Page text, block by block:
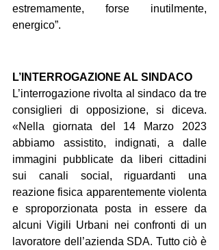
estremamente, forse inutilmente,
energico”.
L’INTERROGAZIONE AL SINDACO
L’interrogazione rivolta al sindaco da tre
consiglieri di opposizione, si diceva.
«Nella giornata del 14 Marzo 2023
abbiamo assistito, indignati, a dalle
immagini pubblicate da liberi cittadini
sui canali social, riguardanti una
reazione fisica apparentemente violenta
e sproporzionata posta in essere da
alcuni Vigili Urbani nei confronti di un
lavoratore dell’azienda SDA. Tutto ciò è